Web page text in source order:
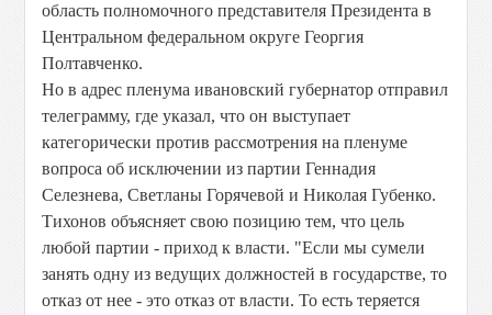
область полномочного представителя Президента в
Центральном федеральном округе Георгия
Полтавченко.
Но в адрес пленума ивановский губернатор отправил
телеграмму, где указал, что он выступает
категорически против рассмотрения на пленуме
вопроса об исключении из партии Геннадия
Селезнева, Светланы Горячевой и Николая Губенко.
Тихонов объясняет свою позицию тем, что цель
любой партии - приход к власти. "Если мы сумели
занять одну из ведущих должностей в государстве, то
отказ от нее - это отказ от власти. То есть теряется